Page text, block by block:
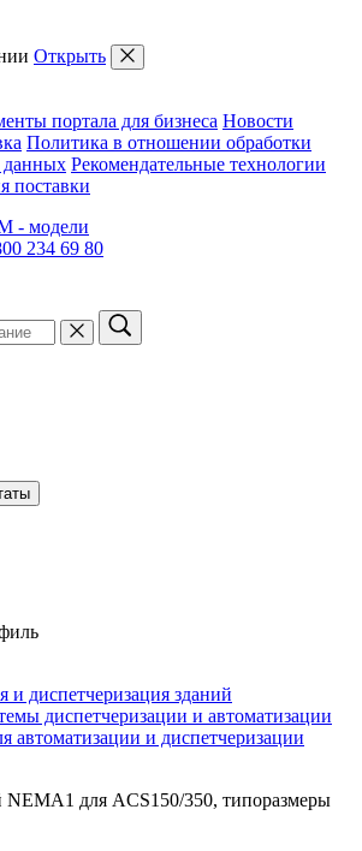
Открыть
портала для бизнеса Новости
Политика в отношении обработки
данных Рекомендательные технологии
поставки
- модели
234 69 80
и диспетчеризация зданий
диспетчеризации и автоматизации
автоматизации и диспетчеризации
для ACS150/350, типоразмеры